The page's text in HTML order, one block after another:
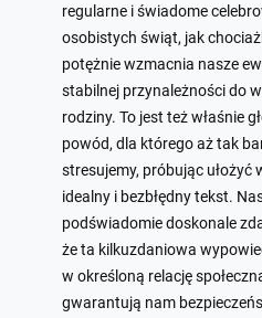
regularne i świadome
osobistych świąt, jak
potężnie wzmacnia nasze
stabilnej przynależności do
rodziny. To jest też właśnie
powód, dla którego aż tak
stresujemy, próbując ułożyć
idealny i bezbłędny tekst.
podświadomie doskonale
że ta kilkuzdaniowa
w określoną relację
gwarantują nam